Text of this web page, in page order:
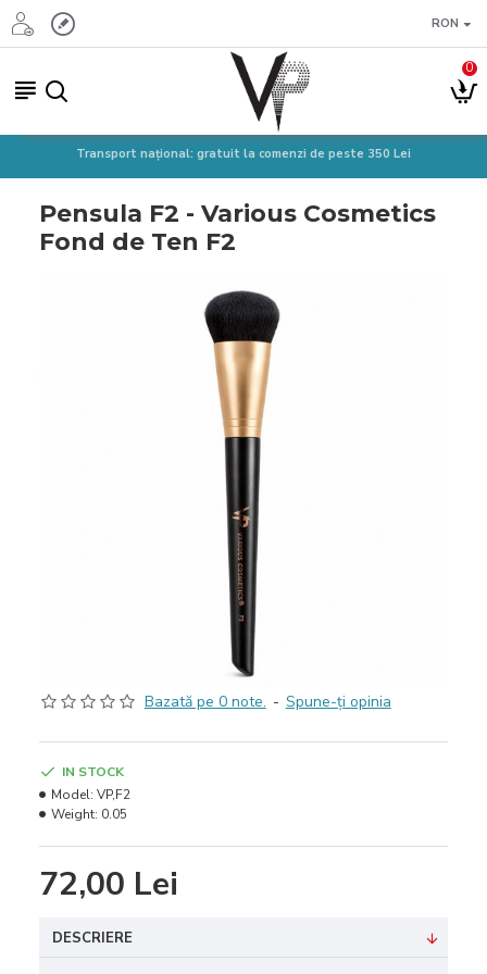
RON
0
Transport național: gratuit la comenzi de peste 350 Lei
Pensula F2 - Various Cosmetics
Fond de Ten F2
Bazată pe 0 note. - Spune-ţi opinia
72,00 Lei
IN STOCK
Model: VP,F2
Weight: 0.05
DESCRIERE